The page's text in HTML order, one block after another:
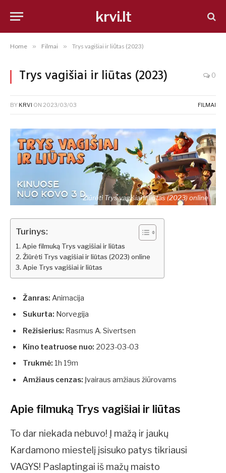
krvi.lt
Home » Filmai » Trys vagišiai ir liūtas (2023)
Trys vagišiai ir liūtas (2023) 0
BY KRVI ON 2023/03/03 FILMAI
Žiūrėti Trys vagišiai ir liūtas (2023) online
Turinys:
Apie filmuką Trys vagišiai ir liūtas
Žiūrėti Trys vagišiai ir liūtas (2023) online
Apie Trys vagišiai ir liūtas
Žanras: Animacija
Sukurta: Norvegija
Režisierius: Rasmus A. Sivertsen
Kino teatruose nuo: 2023-03-03
Trukmė: 1h 19m
Amžiaus cenzas: Įvairaus amžiaus žiūrovams
Apie filmuką Trys vagišiai ir liūtas
To dar niekada nebuvo! Į mažą ir jaukų
Kardamono miestelį įsisuko patys tikriausi
VAGYS! Paslaptingai iš mažų maisto